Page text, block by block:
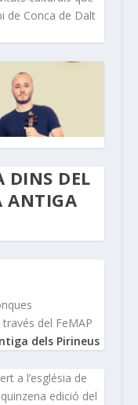
de Conca de Dalt
DINS DEL
ANTIGA
del FeMAP
dels Pirineus
a l’església de
edició del